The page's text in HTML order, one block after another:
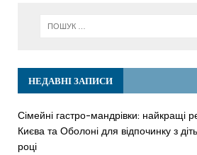
НЕДАВНІ ЗАПИСИ
Сімейні гастро-мандрівки: найкращі
Києва та Оболоні для відпочинку з
році